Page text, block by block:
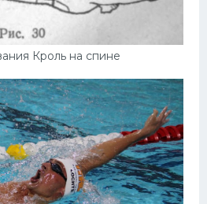
Кроль на спине